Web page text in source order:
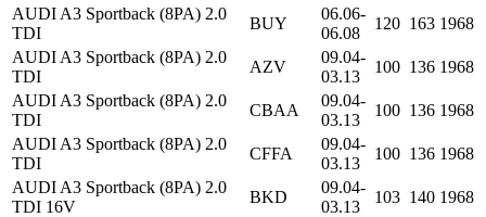
AUDI A3 Sportback (8PA) 2.0
TDI
BUY
06.06-
06.08
120 163 1968
AUDI A3 Sportback (8PA) 2.0
TDI
AZV
09.04-
03.13
100 136 1968
AUDI A3 Sportback (8PA) 2.0
TDI
CBAA
09.04-
03.13
100 136 1968
AUDI A3 Sportback (8PA) 2.0
TDI
CFFA
09.04-
03.13
100 136 1968
AUDI A3 Sportback (8PA) 2.0
TDI 16V
BKD
09.04-
03.13
103 140 1968